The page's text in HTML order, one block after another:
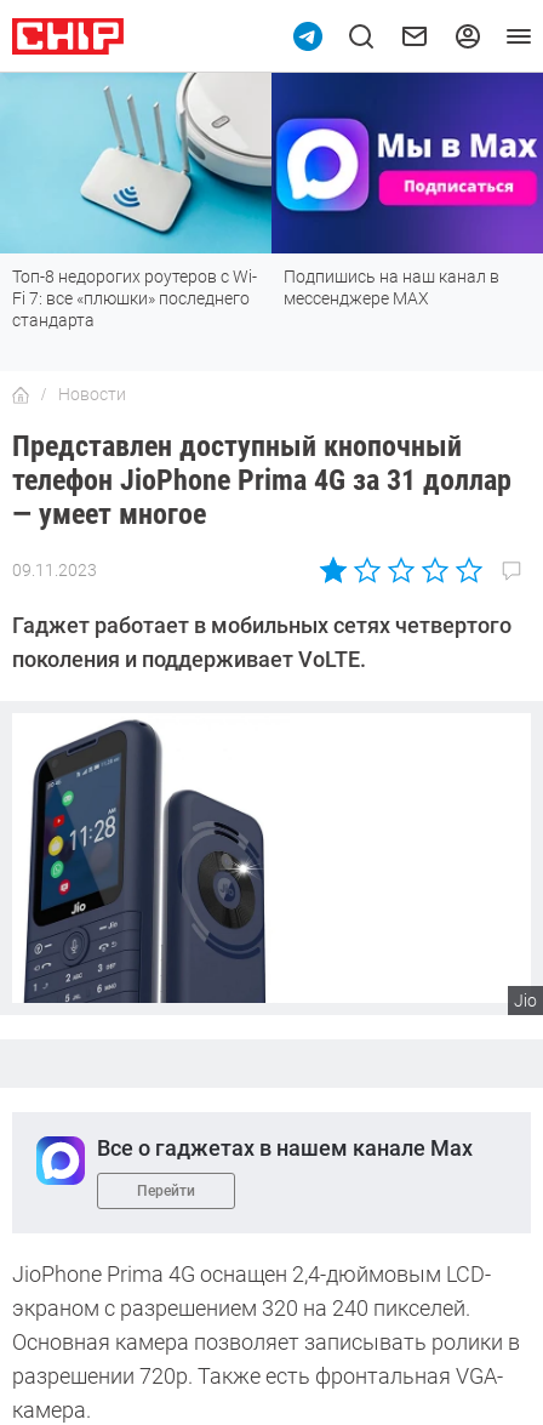
Топ-8 недорогих роутеров с Wi-
Fi 7: все «плюшки» последнего
стандарта
Подпишись на наш канал в
мессенджере МАХ
Новости
Представлен доступный кнопочный
телефон JioPhone Prima 4G за 31 доллар
— умеет многое
09.11.2023
Автор:
Калашников
Гаджет работает в мобильных сетях четвертого
поколения и поддерживает VoLTE.
Jio
Все о гаджетах в нашем канале Max
Перейти
JioPhone Prima 4G оснащен 2,4-дюймовым LCD-
экраном с разрешением 320 на 240 пикселей.
Основная камера позволяет записывать ролики в
разрешении 720p. Также есть фронтальная VGA-
камера.